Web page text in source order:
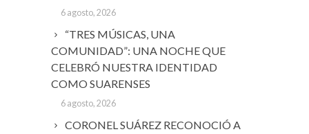
6 agosto, 2026
“TRES MÚSICAS, UNA
COMUNIDAD”: UNA NOCHE QUE
CELEBRÓ NUESTRA IDENTIDAD
COMO SUARENSES
6 agosto, 2026
CORONEL SUÁREZ RECONOCIÓ A